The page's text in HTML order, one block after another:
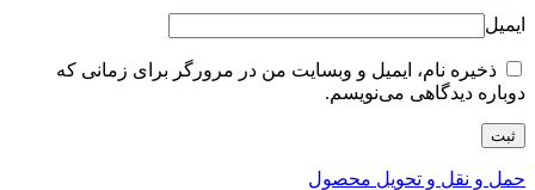
ایمیل
ذخیره نام، ایمیل و وبسایت من در مرورگر برای زمانی که
دوباره دیدگاهی می‌نویسم.
حمل و نقل و تحویل محصول